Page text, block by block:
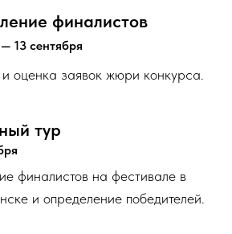
финалистов
13 сентября
оценка заявок жюри конкурса.
тур
финалистов на фестивале в
и определение победителей.